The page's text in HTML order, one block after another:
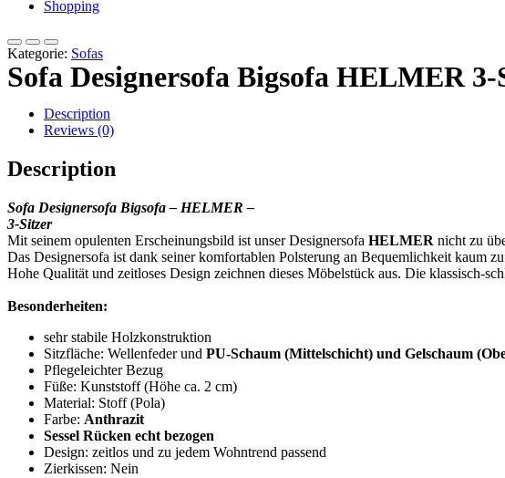
Shopping
Kategorie: Sofas
Sofa Designersofa Bigsofa HELMER
Description
Reviews (0)
Description
Sofa Designersofa Bigsofa– HELMER –
3-Sitzer
Mit seinem opulenten Erscheinungsbild ist unser Designersofa HELMER nicht zu
Das Designersofa ist dank seiner komfortablen Polsterung an Bequemlichkeit kaum
Hohe Qualität und zeitloses Design zeichnen dieses Möbelstück aus. Die klassisch-
Besonderheiten:
sehr stabile Holzkonstruktion
Sitzfläche: Wellenfeder und PU-Schaum (Mittelschicht) und Gelschaum
Pflegeleichter Bezug
Füße: Kunststoff (Höhe ca. 2 cm)
Material: Stoff (Pola)
Farbe: Anthrazit
Sessel Rücken echt bezogen
Design: zeitlos und zu jedem Wohntrend passend
Zierkissen: Nein